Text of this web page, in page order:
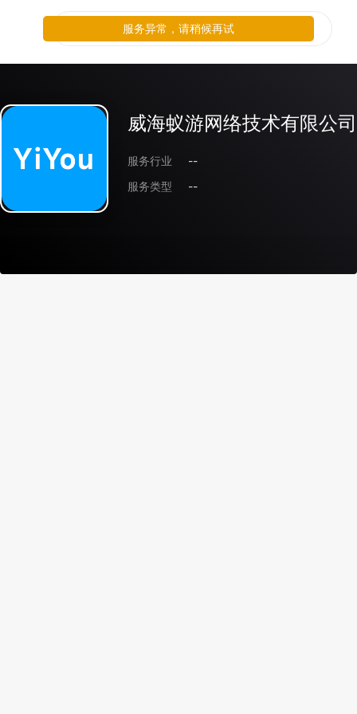
威海蚁游网络技术有限公司
服务行业
--
服务类型
--
服务异常，请稍候再试